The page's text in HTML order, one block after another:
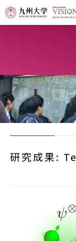
研究成果: